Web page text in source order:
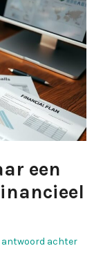
een
antwoord achter